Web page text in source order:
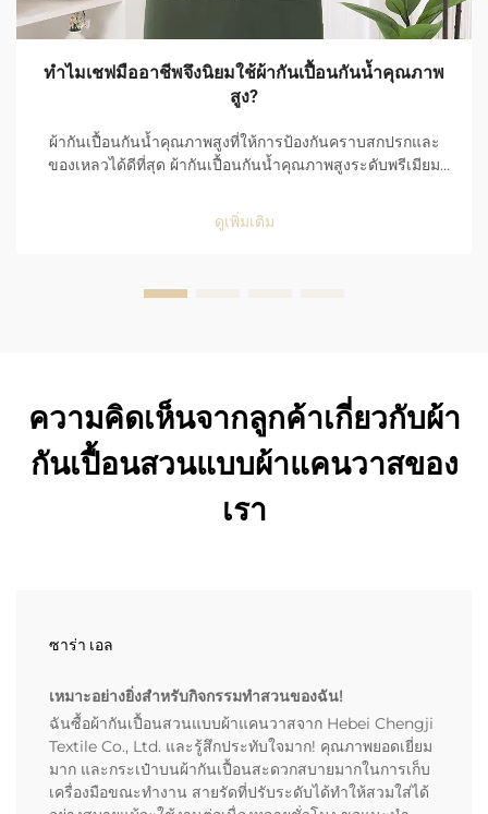
ทำไมเชฟมืออาชีพจึงนิยมใช้ผ้ากันเปื้อนกันน้ำคุณภาพ
สูง?
ผ้ากันเปื้อนกันน้ำคุณภาพสูงที่ให้การป้องกันคราบสกปรกและ
ของเหลวได้ดีที่สุด ผ้ากันเปื้อนกันน้ำคุณภาพสูงระดับพรีเมียม
ประสิทธิภาพยอดเยี่ยมในการป้องกันคราบสกปรกและของเหลว
รวมทั้งใช้งานได้อย่างสะดวกสบายในสภาพแวดล้อมที่เร่งรีบ
ดูเพิ่มเติม
ความคิดเห็นจากลูกค้าเกี่ยวกับผ้า
กันเปื้อนสวนแบบผ้าแคนวาสของ
เรา
ซาร่า เอล
เหมาะอย่างยิ่งสำหรับกิจกรรมทำสวนของฉัน!
ฉันซื้อผ้ากันเปื้อนสวนแบบผ้าแคนวาสจาก Hebei Chengji
Textile Co., Ltd. และรู้สึกประทับใจมาก! คุณภาพยอดเยี่ยม
มาก และกระเป๋าบนผ้ากันเปื้อนสะดวกสบายมากในการเก็บ
เครื่องมือขณะทำงาน สายรัดที่ปรับระดับได้ทำให้สวมใส่ได้